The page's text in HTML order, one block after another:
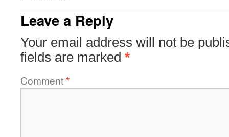
Leave a Reply
Your email address will not be
fields are marked *
Comment*